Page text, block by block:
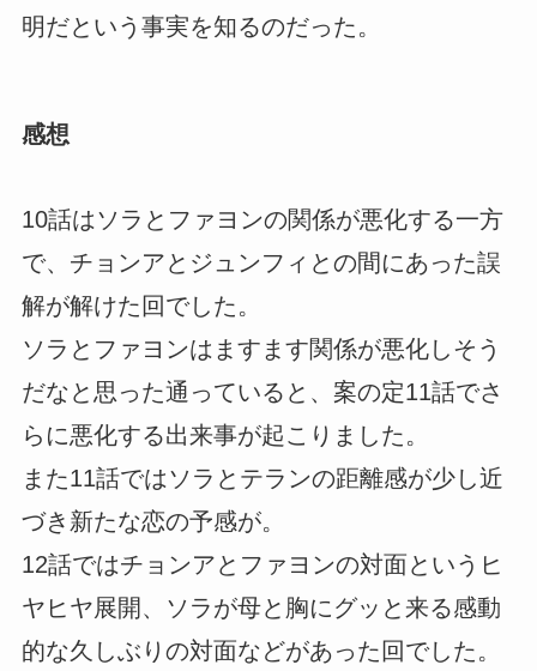
明だという事実を知るのだった。
感想
10話はソラとファヨンの関係が悪化する一方
で、チョンアとジュンフィとの間にあった誤
解が解けた回でした。
ソラとファヨンはますます関係が悪化しそう
だなと思った通っていると、案の定11話でさ
らに悪化する出来事が起こりました。
また11話ではソラとテランの距離感が少し近
づき新たな恋の予感が。
12話ではチョンアとファヨンの対面というヒ
ヤヒヤ展開、ソラが母と胸にグッと来る感動
的な久しぶりの対面などがあった回でした。